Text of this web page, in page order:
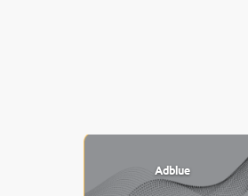
Adblue